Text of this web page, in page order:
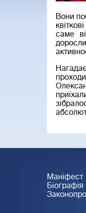
Вони
саме
Маніфест
Біографія